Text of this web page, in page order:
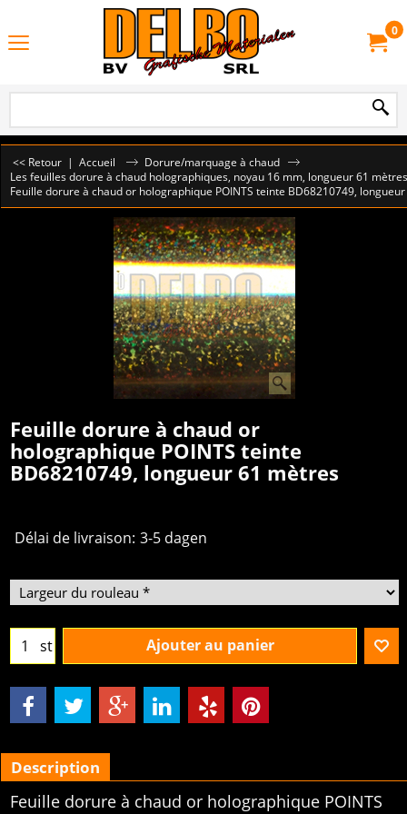
0
<< Retour | Accueil
Dorure/marquage à chaud
Les feuilles dorure à chaud holographiques, noyau 16 mm, longueur 61 mètres
Feuille dorure à chaud or holographique POINTS teinte BD68210749,
Feuille dorure à chaud or
holographique POINTS teinte
BD68210749, longueur 61 mètres
Délai de livraison: 3-5 dagen
st Ajouter au panier
Description
Feuille dorure à chaud or holographique POINTS